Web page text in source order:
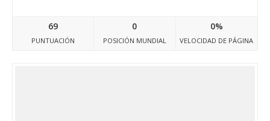
69
PUNTUACIÓN
0
POSICIÓN MUNDIAL
0%
VELOCIDAD DE PÁGINA